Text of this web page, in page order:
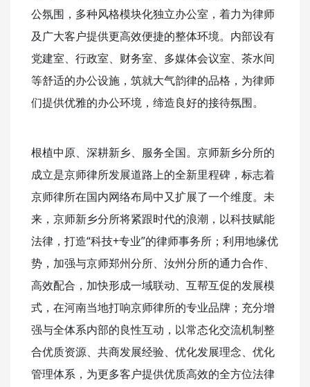
公氛围，多种风格模块化独立办公室，着力为律师
及广大客户提供更高效便捷的整体环境。内部设有
党建室、行政室、财务室、多媒体会议室、茶水间
等舒适的办公设施，筑就大气韵律的品格，为律师
们提供优雅的办公环境，缔造良好的接待氛围。
根植中原、深耕新乡、服务全国。京师新乡分所的
成立是京师律所发展道路上的全新里程碑，标志着
京师律所在国内网络布局中又扩展了一个维度。未
来，京师新乡分所将紧跟时代的浪潮，以科技赋能
法律，打造“科技+专业”的律师事务所；利用地缘优
势，加强与京师郑州分所、汝州分所的通力合作、
高效配合，加快形成一域联动、互帮互促的发展模
式，在河南当地打响京师律所的专业品牌；充分增
强与全体系内部的良性互动，以常态化交流机制整
合优质资源、共商发展经验、优化发展理念、优化
管理体系，为更多客户提供优质高效的全方位法律